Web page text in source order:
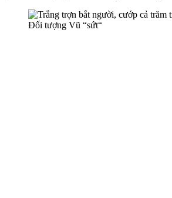
Đối tượng Vũ “sứt“